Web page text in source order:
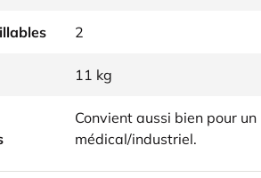
2
11 kg
Convient aussi bien pour
médical/industriel.